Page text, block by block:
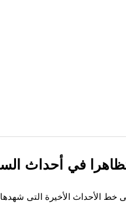
خط الأحداث الأخيرة التى شهدها